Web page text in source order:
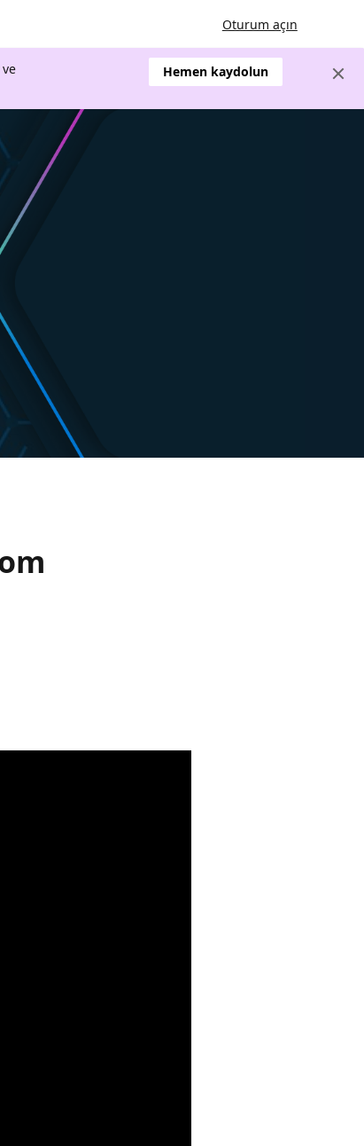
Oturum açın
ve
Hemen kaydolun